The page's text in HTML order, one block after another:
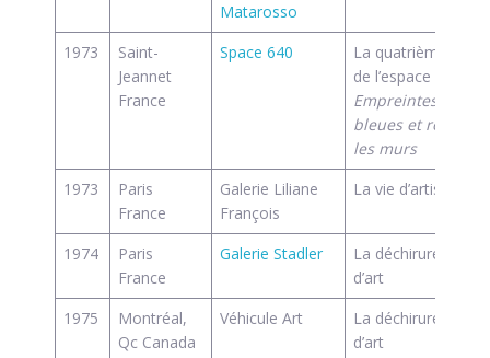
Matarosso
1973
Saint-
Jeannet
France
Space 640
La quatrième
de l’espace pictural
Empreintes de
bleues et rouges
les murs
1973
Paris
France
Galerie Liliane
François
La vie d’artiste
1974
Paris
France
Galerie Stadler
La déchirure des
d’art
1975
Montréal,
Qc Canada
Véhicule Art
La déchirure des
d’art